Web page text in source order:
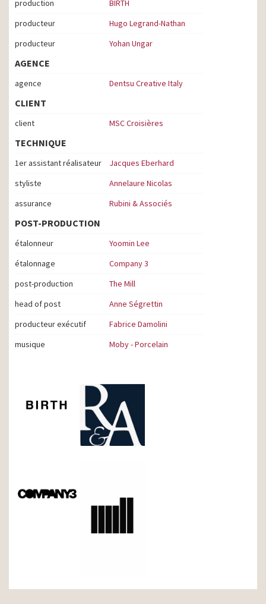
production
BIRTH
producteur
Hugo Legrand-Nathan
producteur
Yohan Ungar
AGENCE
agence Dentsu Creative Italy
CLIENT
client MSC Croisières
TECHNIQUE
1er assistant réalisateur
Jacques Eberhard
styliste
Annelaure Nicolas
assurance
Rubini & Associés
POST-PRODUCTION
étalonneur
Yoomin Lee
étalonnage
Company 3
post-production
The Mill
head of post
Anne Ségrettin
producteur exécutif
Fabrice Damolini
musique
Moby - Porcelain